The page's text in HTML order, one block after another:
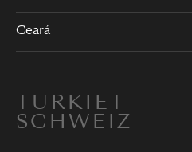
Ceará
TURKIET
SCHWEIZ